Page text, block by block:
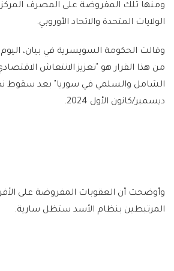
ومنها تلك المفروضة على المصرف
الولايات المتحدة والاتحاد الأوروبي.
وقالت الحكومة السويسرية في بيان،
من هذا القرار هو "تعزيز الانتعاش
الشامل والسلمي في سوريا" بعد سقوط
ديسمبر/كانون الأول 2024.
وأوضحت أن العقوبات المفروضة على
المرتبطين بنظام الأسد ستظل سارية.